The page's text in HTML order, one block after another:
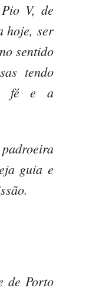
V, de
hoje, ser
sentido
tendo
fé e a
guia e
de Porto